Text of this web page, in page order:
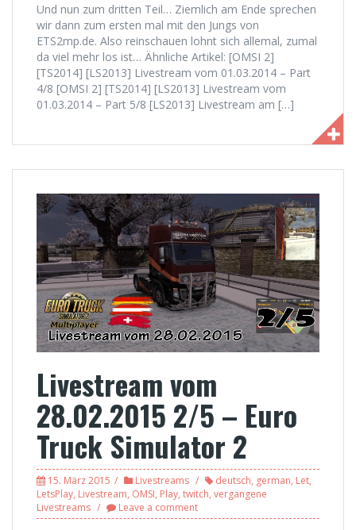
Und nun zum dritten Teil… Ziemlich am Ende sprechen
wir dann zum ersten mal mit den Jungs von
ETS2mp.de. Also reinschauen lohnt sich allemal, zumal
da viel mehr los ist… Ähnliche Artikel: [OMSI 2]
[TS2014] [LS2013] Livestream vom 01.03.2014 – Part
4/8 [OMSI 2] [TS2014] [LS2013] Livestream vom
01.03.2014 – Part 5/8 [LS2013] Livestream am […]
Livestream vom
28.02.2015 2/5 – Euro
Truck Simulator 2
15. März 2015 Livestreams deutsch, german, Let,
LetsPlay, Livestream, OMSI, Play, twitch, vergangene
Livestreams
Leave a comment